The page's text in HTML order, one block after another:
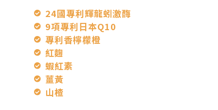
24國專利輝龍蚓激酶
9項專利日本Q10
專利香檸檬橙
紅麴
蝦紅素
薑黃
山楂